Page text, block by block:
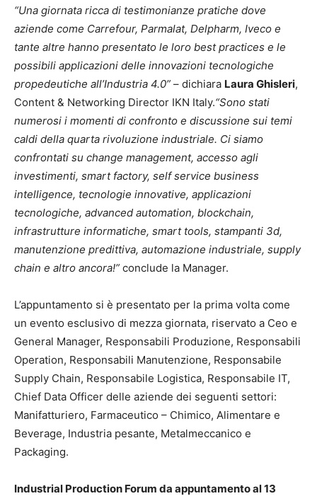
“Una giornata ricca di testimonianze pratiche dove
aziende come Carrefour, Parmalat, Delpharm, Iveco e
tante altre hanno presentato le loro best practices e le
possibili applicazioni delle innovazioni tecnologiche
propedeutiche all’Industria 4.0” – dichiara Laura Ghisleri,
Content & Networking Director IKN Italy.“Sono stati
numerosi i momenti di confronto e discussione sui temi
caldi della quarta rivoluzione industriale. Ci siamo
confrontati su change management, accesso agli
investimenti, smart factory, self service business
intelligence, tecnologie innovative, applicazioni
tecnologiche, advanced automation, blockchain,
infrastrutture informatiche, smart tools, stampanti 3d,
manutenzione predittiva, automazione industriale, supply
chain e altro ancora!” conclude la Manager.
L’appuntamento si è presentato per la prima volta come
un evento esclusivo di mezza giornata, riservato a Ceo e
General Manager, Responsabili Produzione, Responsabili
Operation, Responsabili Manutenzione, Responsabile
Supply Chain, Responsabile Logistica, Responsabile IT,
Chief Data Officer delle aziende dei seguenti settori:
Manifatturiero, Farmaceutico – Chimico, Alimentare e
Beverage, Industria pesante, Metalmeccanico e
Packaging.
Industrial Production Forum da appuntamento al 13